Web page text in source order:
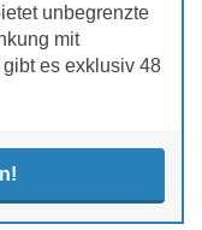
unbegrenzte
mit
es exklusiv 48